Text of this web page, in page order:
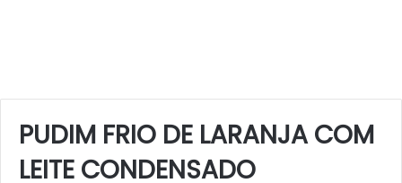
PUDIM FRIO DE LARANJA COM
LEITE CONDENSADO